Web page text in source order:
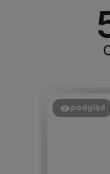
podgląd